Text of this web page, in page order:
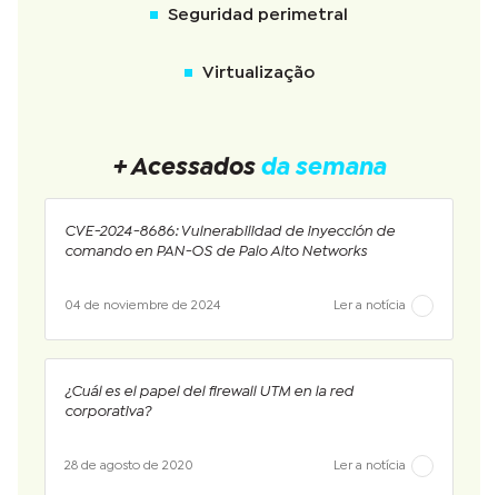
Seguridad perimetral
Virtualização
+ Acessados da semana
CVE-2024-8686: Vulnerabilidad de inyección de
comando en PAN-OS de Palo Alto Networks
04 de noviembre de 2024 Ler a notícia
¿Cuál es el papel del firewall UTM en la red
corporativa?
28 de agosto de 2020 Ler a notícia